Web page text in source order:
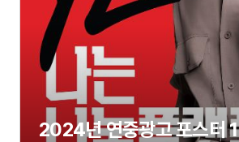
2024년 연중광고 포스터 1